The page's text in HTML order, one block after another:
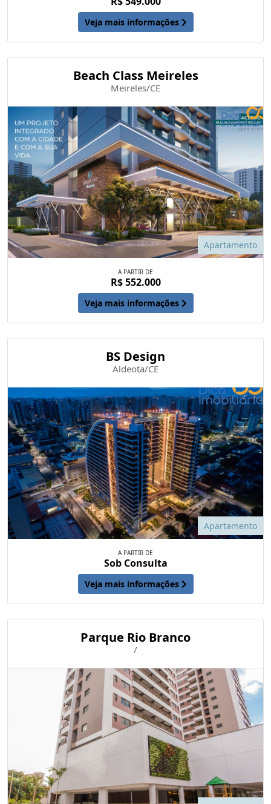
Veja mais informações
Beach Class Meireles
Meireles/CE
Apartamento
A PARTIR DE
R$ 552.000
Veja mais informações
BS Design
Aldeota/CE
Apartamento
A PARTIR DE
Sob Consulta
Veja mais informações
Parque Rio Branco
/